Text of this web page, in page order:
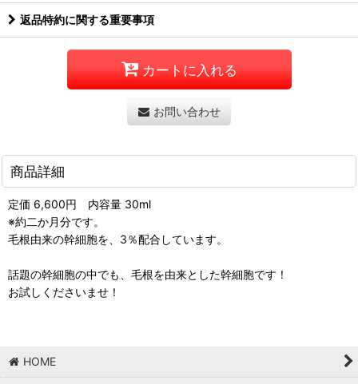
返品特約に関する重要事項
カートに入れる
お問い合わせ
商品詳細
定価 6,600円 内容量 30ml
※約二か月分です。
毛根由来の幹細胞を、3％配合しています。
話題の幹細胞の中でも、毛根を由来とした幹細胞です！
お試しくださいませ！
HOME